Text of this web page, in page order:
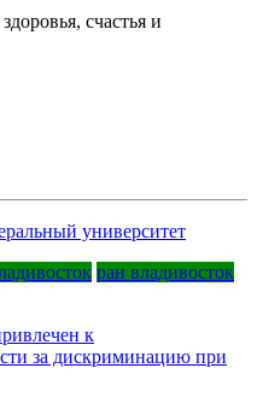
счастья и
университет
ран владивосток
к
за дискриминацию при